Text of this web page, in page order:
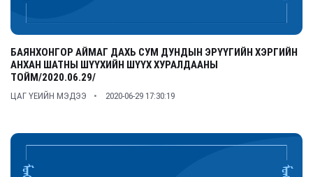
БАЯНХОНГОР АЙМАГ ДАХЬ СУМ ДУНДЫН ЭРҮҮГИЙН ХЭРГИЙН
АНХАН ШАТНЫ ШҮҮХИЙН ШҮҮХ ХУРАЛДААНЫ
ТОЙМ/2020.06.29/
ЦАГ ҮЕИЙН МЭДЭЭ 2020-06-29 17:30:19